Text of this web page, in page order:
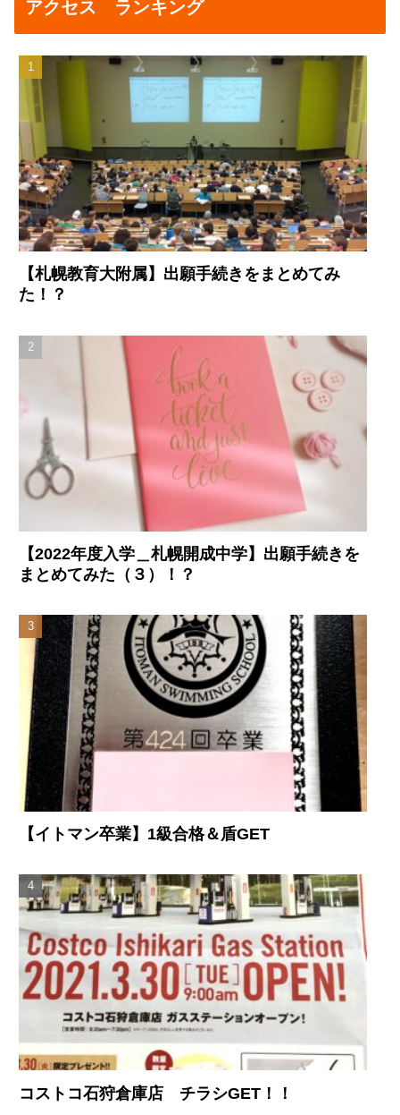
アクセス ランキング
【札幌教育大附属】出願手続きをまとめてみ
た！？
【2022年度入学＿札幌開成中学】出願手続きを
まとめてみた（３）！？
【イトマン卒業】1級合格＆盾GET
コストコ石狩倉庫店 チラシGET！！